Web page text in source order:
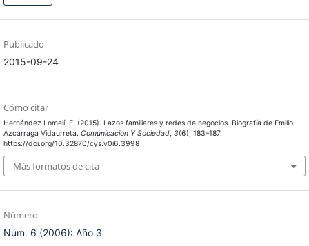
Publicado
2015-09-24
Cómo citar
Hernández Lomelí, F. (2015). Lazos familiares y redes de negocios. Biografía de Emilio
Azcárraga Vidaurreta. Comunicación Y Sociedad, 3(6), 183–187.
https://doi.org/10.32870/cys.v0i6.3998
Más formatos de cita
Número
Núm. 6 (2006): Año 3